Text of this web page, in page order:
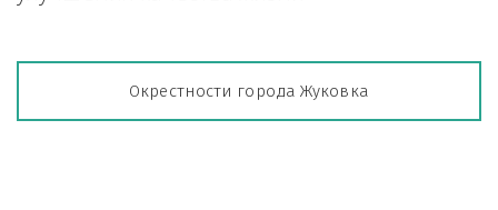
Окрестности города Жуковка